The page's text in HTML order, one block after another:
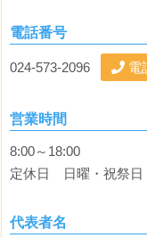
電話番号
024-573-2096 電
営業時間
8:00～18:00
定休日 日曜・祝祭日
代表者名